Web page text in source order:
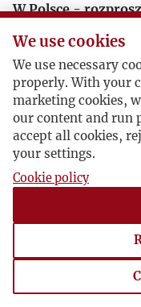
W Polsce -
Pożegnanie
z Władimirem
„Kultura” 1992, nr
Dwa wiersze na
„Kultura” 2000, nr
We use cookies
We use necessary
properly. With your
marketing cookies,
our content and run
accept all cookies,
your settings.
Cookie policy
Cookie settings